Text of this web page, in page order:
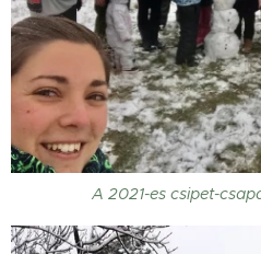
A 2021-es csipet-